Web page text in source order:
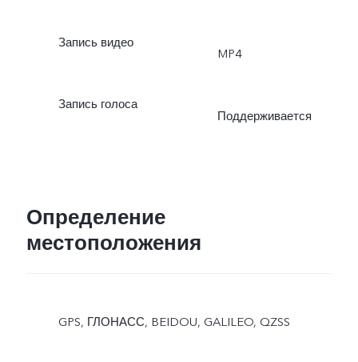
Запись видео
MP4
Запись голоса
Поддерживается
Определение
местоположения
GPS, ГЛОНАСС, BEIDOU, GALILEO, QZSS